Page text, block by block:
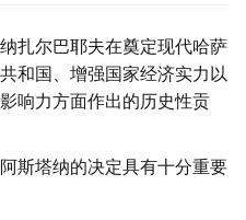
扎尔巴耶夫在奠定现代哈萨
和国、增强国家经济实力以
响力方面作出的历史性贡
斯塔纳的决定具有十分重要